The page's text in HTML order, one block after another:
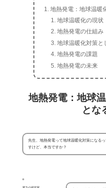
地熱発電：地球温暖
地球温暖化の現状
地熱発電の仕組み
地球温暖化対策と
地熱発電の課題
地熱発電の未来
地熱発電：地球
とな
先生、地熱発電って地球温暖化対策になる
すけど、本当ですか？
電力の研究家